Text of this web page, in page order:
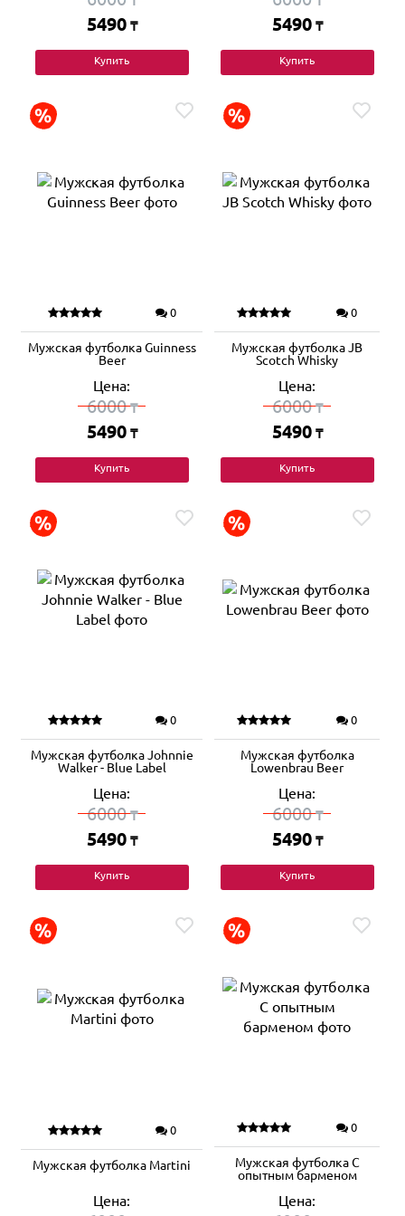
5490 ₸
Купить
5490 ₸
Купить
0
Мужская футболка Guinness
Beer
Цена:
6000₸
5490 ₸
Купить
0
Мужская футболка JB
Scotch Whisky
Цена:
6000₸
5490 ₸
Купить
0
Мужская футболка Johnnie
Walker - Blue Label
Цена:
6000₸
5490 ₸
Купить
0
Мужская футболка
Lowenbrau Beer
Цена:
6000₸
5490 ₸
Купить
0
Мужская футболка Martini
Цена:
0
Мужская футболка С
опытным барменом
Цена: